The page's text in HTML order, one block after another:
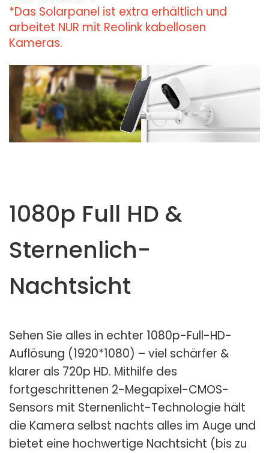
*Das Solarpanel ist extra erhältlich und
arbeitet NUR mit Reolink kabellosen
Kameras.
1080p Full HD &
Sternenlich-
Nachtsicht
Sehen Sie alles in echter 1080p-Full-HD-
Auflösung (1920*1080) – viel schärfer &
klarer als 720p HD. Mithilfe des
fortgeschrittenen 2-Megapixel-CMOS-
Sensors mit Sternenlicht-Technologie hält
die Kamera selbst nachts alles im Auge und
bietet eine hochwertige Nachtsicht (bis zu